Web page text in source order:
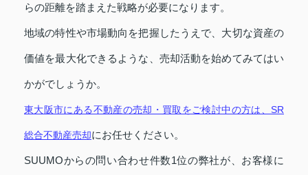
らの距離を踏まえた戦略が必要になります。
地域の特性や市場動向を把握したうえで、大切な資産の
価値を最大化できるような、売却活動を始めてみてはい
かがでしょうか。
東大阪市にある不動産の売却・買取をご検討中の方は、SR
総合不動産売却にお任せください。
SUUMOからの問い合わせ件数1位の弊社が、お客様に